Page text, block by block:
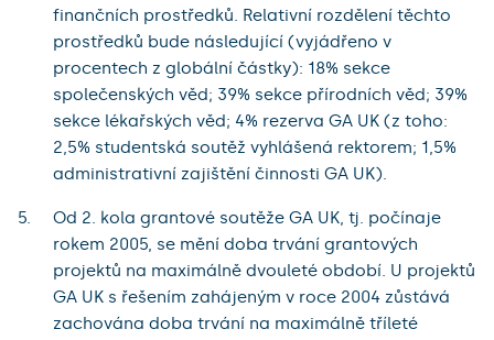
finančních prostředků. Relativní rozdělení těchto
prostředků bude následující (vyjádřeno v
procentech z globální částky): 18% sekce
společenských věd; 39% sekce přírodních věd; 39%
sekce lékařských věd; 4% rezerva GA UK (z toho:
2,5% studentská soutěž vyhlášená rektorem; 1,5%
administrativní zajištění činnosti GA UK).
Od 2. kola grantové soutěže GA UK, tj. počínaje
rokem 2005, se mění doba trvání grantových
projektů na maximálně dvouleté období. U projektů
GA UK s řešením zahájeným v roce 2004 zůstává
zachována doba trvání na maximálně tříleté